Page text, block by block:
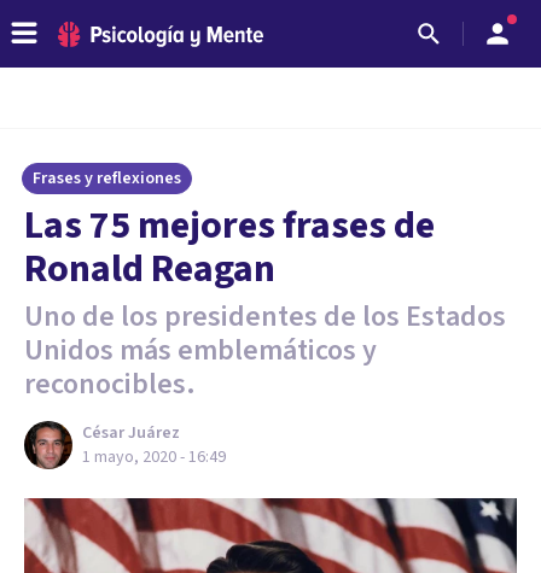
Frases y reflexiones
Las 75 mejores frases de
Ronald Reagan
Uno de los presidentes de los Estados
Unidos más emblemáticos y
reconocibles.
César Juárez
1 mayo, 2020 - 16:49